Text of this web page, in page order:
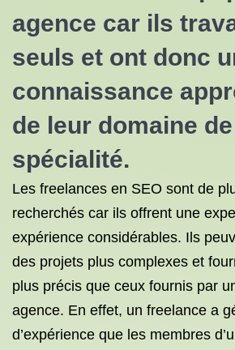
agence car ils
seuls et ont donc
connaissance
de leur domaine de
spécialité.
Les freelances en SEO sont de
recherchés car ils offrent une
expérience considérables. Ils
des projets plus complexes et
plus précis que ceux fournis par
agence. En effet, un freelance a
d’expérience que les membres